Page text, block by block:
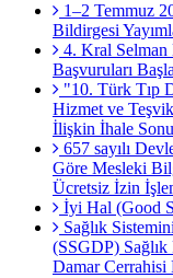
1–2 Temmuz
Bildirgesi
4. Kral Selman
Başvuruları
"10. Türk Tıp
Hizmet ve
İlişkin İhale
657 sayılı
Göre Mesleki
Ücretsiz İzin
İyi Hal (Good
Sağlık
(SSGDP)
Damar Cerrahisi